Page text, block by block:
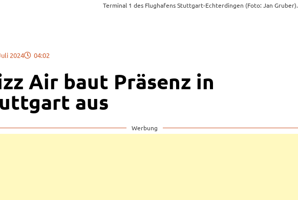
Terminal 1 des Flughafens Stuttgart-Echterdingen (Foto: Jan Gruber).
2024 04:02
Air baut Präsenz in
aus
Werbung